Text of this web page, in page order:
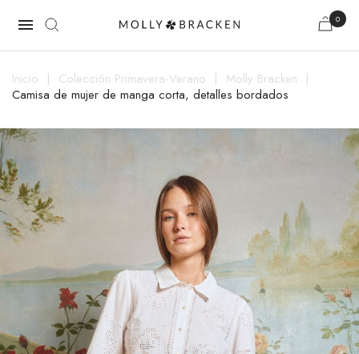
 0
Inicio Colección Primavera-Verano
Molly Bracken
Camisa de mujer de manga corta, detalles bordados